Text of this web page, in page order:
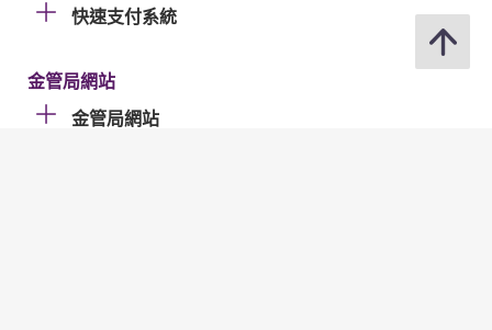
快速支付系統
金管局網站
金管局網站